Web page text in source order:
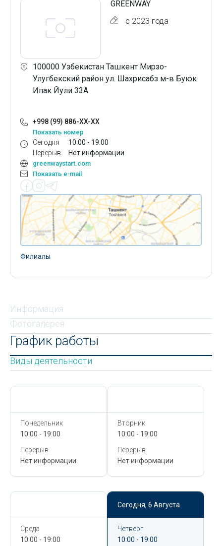
GREENWAY
с 2023 года
100000 Узбекистан Ташкент Мирзо-
Улугбекский район ул. Шахрисабз м-в Буюк
Ипак Йули 33А
+998 (99) 886-XX-XX
Показать номер
Сегодня
Перерыв
10:00 - 19:00
Нет информации
greenwaystart.com
Показать e-mail
Филиалы
Информация
Фотогалерея
График работы
Виды деятельности
Понедельник
10:00 - 19:00
Перерыв
Нет информации
Вторник
10:00 - 19:00
Перерыв
Нет информации
Среда
10:00 - 19:00
Сегодня, 6 Августа
Четверг
10:00 - 19:00